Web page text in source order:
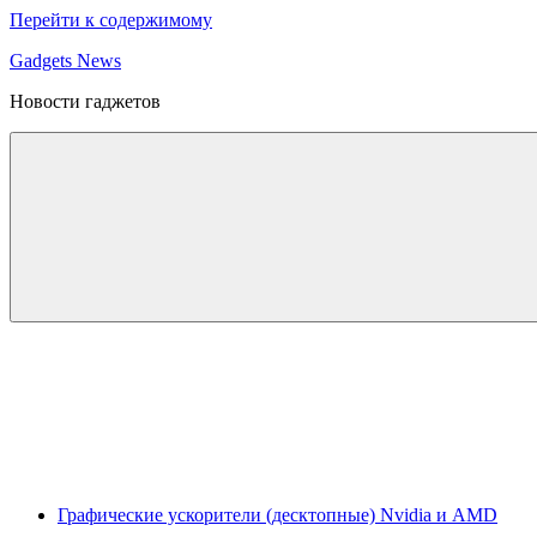
Перейти к содержимому
Gadgets News
Новости гаджетов
Графические ускорители (десктопные) Nvidia и AMD